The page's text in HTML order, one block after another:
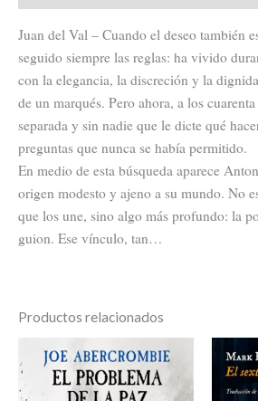
Juan del Val – Cuando el deseo también
seguido siempre las reglas: ha vivido
con la elegancia, la discreción y la
de un marqués. Pero ahora, a los
separada y sin nadie que le dicte qué
preguntas que nunca se había permitido.
En medio de esta búsqueda aparece
origen modesto y ajeno a su mundo. No
que los une, sino algo más profundo: la
guion. Ese vínculo, tan…
Productos relacionados